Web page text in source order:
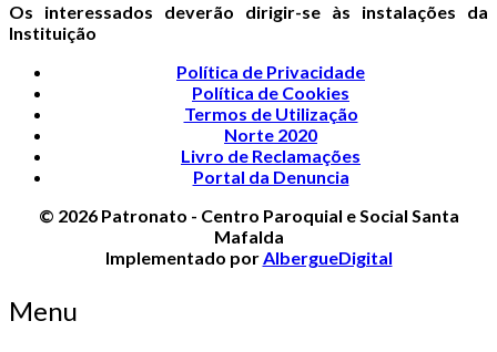
Os interessados deverão dirigir-se às instalações da
Instituição
Política de Privacidade
Política de Cookies
Termos de Utilização
Norte 2020
Livro de Reclamações
Portal da Denuncia
© 2026 Patronato - Centro Paroquial e Social Santa
Mafalda
Implementado porAlbergueDigital
Menu